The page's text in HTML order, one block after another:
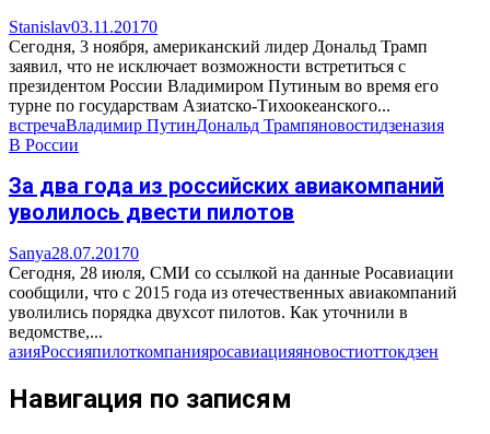
Stanislav03.11.20170
Сегодня, 3 ноября, американский лидер Дональд Трамп
заявил, что не исключает возможности встретиться с
президентом России Владимиром Путиным во время его
турне по государствам Азиатско-Тихоокеанского...
встречаВладимир ПутинДональд Трампяновостидзеназия
В России
За два года из российских авиакомпаний
уволилось двести пилотов
Sanya28.07.20170
Сегодня, 28 июля, СМИ со ссылкой на данные Росавиации
сообщили, что с 2015 года из отечественных авиакомпаний
уволились порядка двухсот пилотов. Как уточнили в
ведомстве,...
азияРоссияпилоткомпанияросавиацияяновостиоттокдзен
Навигация по записям